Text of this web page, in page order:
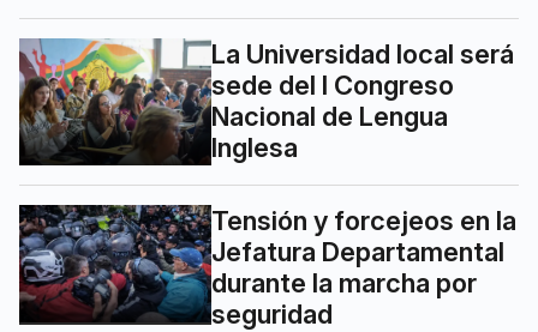
La Universidad local será
sede del I Congreso
Nacional de Lengua
Inglesa
Tensión y forcejeos en la
Jefatura Departamental
durante la marcha por
seguridad